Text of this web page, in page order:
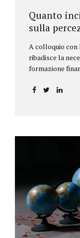
Quanto
sulla
A colloquio con
ribadisce la
formazione
periodo grigio
bancario e
da Beppe
registrati
sicurezza dei
considerazione
professore di